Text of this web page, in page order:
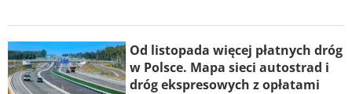
Od listopada więcej płatnych dróg
w Polsce. Mapa sieci autostrad i
dróg ekspresowych z opłatami